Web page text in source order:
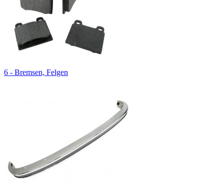
6 - Bremsen, Felgen